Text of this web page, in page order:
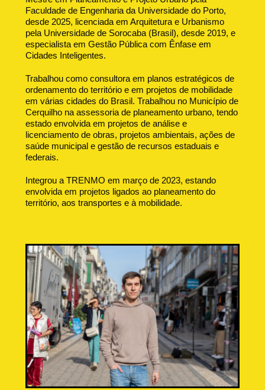
Faculdade de Engenharia da Universidade do Porto,
desde 2025, licenciada em Arquitetura e Urbanismo
pela Universidade de Sorocaba (Brasil), desde 2019, e
especialista em Gestão Pública com Ênfase em
Cidades Inteligentes.
Trabalhou como consultora em planos estratégicos de
ordenamento do território e em projetos de mobilidade
em várias cidades do Brasil. Trabalhou no Município de
Cerquilho na assessoria de planeamento urbano, tendo
estado envolvida em projetos de análise e
licenciamento de obras, projetos ambientais, ações de
saúde municipal e gestão de recursos estaduais e
federais.
Integrou a TRENMO em março de 2023, estando
envolvida em projetos ligados ao planeamento do
território, aos transportes e à mobilidade.